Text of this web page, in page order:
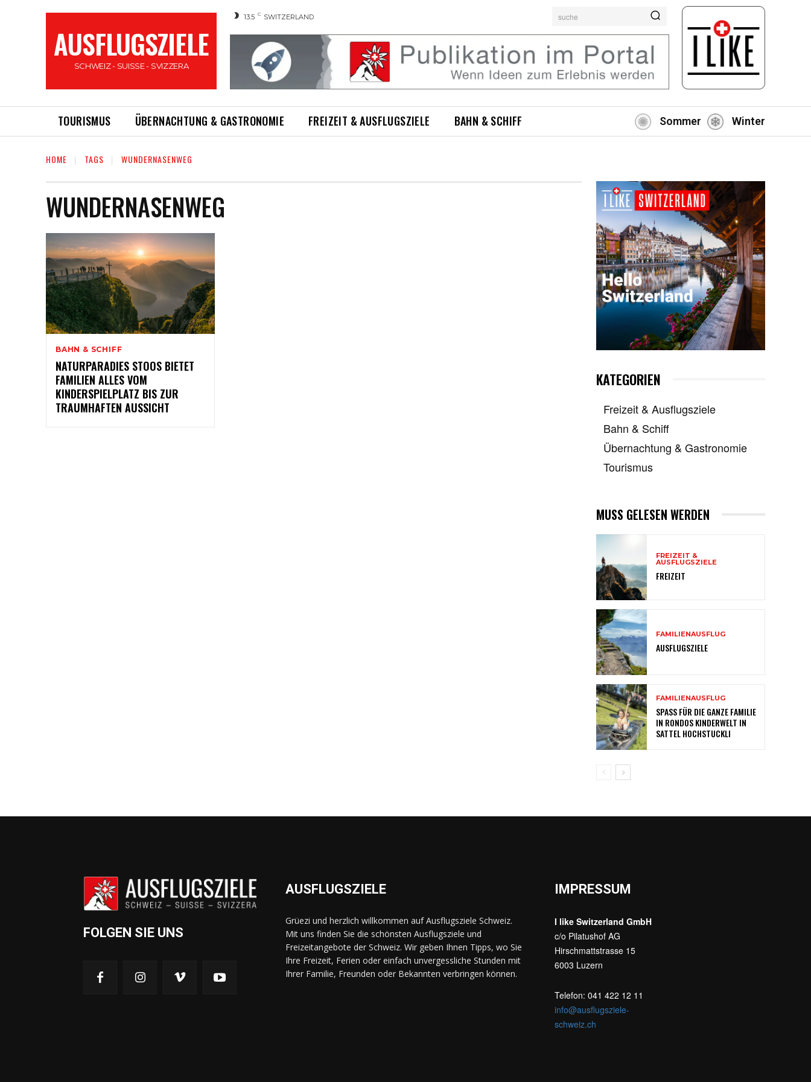
AUSFLUGSZIELE
SCHWEIZ - SUISSE - SVIZZERA
13.5 C SWITZERLAND suche
TOURISMUS ÜBERNACHTUNG & GASTRONOMIE FREIZEIT & AUSFLUGSZIELE BAHN & SCHIFF Sommer Winter
HOME TAGS WUNDERNASENWEG
WUNDERNASENWEG
BAHN & SCHIFF
NATURPARADIES STOOS BIETET
FAMILIEN ALLES VOM
KINDERSPIELPLATZ BIS ZUR
TRAUMHAFTEN AUSSICHT
KATEGORIEN
Freizeit & Ausflugsziele
Bahn & Schiff
Übernachtung & Gastronomie
Tourismus
MUSS GELESEN WERDEN
FREIZEIT &
AUSFLUGSZIELE
FREIZEIT
FAMILIENAUSFLUG
AUSFLUGSZIELE
FAMILIENAUSFLUG
SPASS FÜR DIE GANZE FAMILIE
IN RONDOS KINDERWELT IN
SATTEL HOCHSTUCKLI
FOLGEN SIE UNS
AUSFLUGSZIELE
Grüezi und herzlich willkommen auf Ausflugsziele Schweiz.
Mit uns finden Sie die schönsten Ausflugsziele und
Freizeitangebote der Schweiz. Wir geben Ihnen Tipps, wo Sie
Ihre Freizeit, Ferien oder einfach unvergessliche Stunden mit
Ihrer Familie, Freunden oder Bekannten verbringen können.
IMPRESSUM
I like Switzerland GmbH
c/o Pilatushof AG
Hirschmattstrasse 15
6003 Luzern
Telefon: 041 422 12 11
info@ausflugsziele-
schweiz.ch